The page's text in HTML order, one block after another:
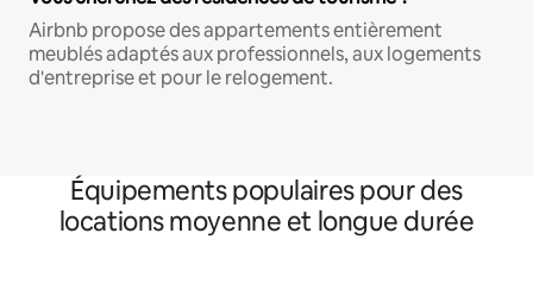
Airbnb propose des appartements entièrement
meublés adaptés aux professionnels, aux logements
d'entreprise et pour le relogement.
Équipements populaires pour des
locations moyenne et longue durée